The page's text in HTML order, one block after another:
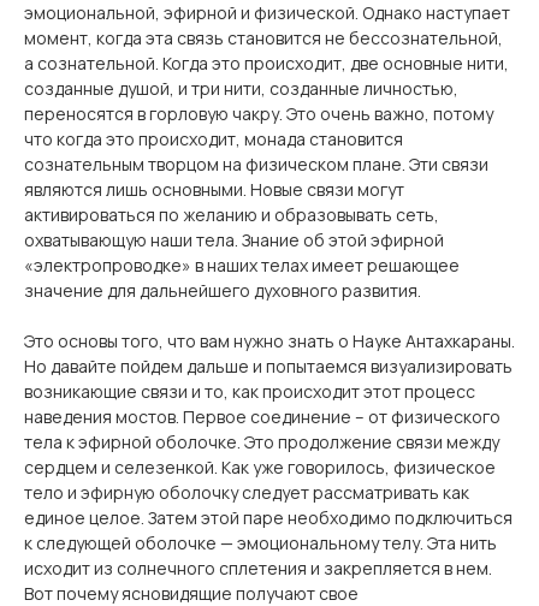
эмоциональной, эфирной и физической. Однако наступает
момент, когда эта связь становится не бессознательной,
а сознательной. Когда это происходит, две основные нити,
созданные душой, и три нити, созданные личностью,
переносятся в горловую чакру. Это очень важно, потому
что когда это происходит, монада становится
сознательным творцом на физическом плане. Эти связи
являются лишь основными. Новые связи могут
активироваться по желанию и образовывать сеть,
охватывающую наши тела. Знание об этой эфирной
«электропроводке» в наших телах имеет решающее
значение для дальнейшего духовного развития.
Это основы того, что вам нужно знать о Науке Антахкараны.
Но давайте пойдем дальше и попытаемся визуализировать
возникающие связи и то, как происходит этот процесс
наведения мостов. Первое соединение – от физического
тела к эфирной оболочке. Это продолжение связи между
сердцем и селезенкой. Как уже говорилось, физическое
тело и эфирную оболочку следует рассматривать как
единое целое. Затем этой паре необходимо подключиться
к следующей оболочке — эмоциональному телу. Эта нить
исходит из солнечного сплетения и закрепляется в нем.
Вот почему ясновидящие получают свое